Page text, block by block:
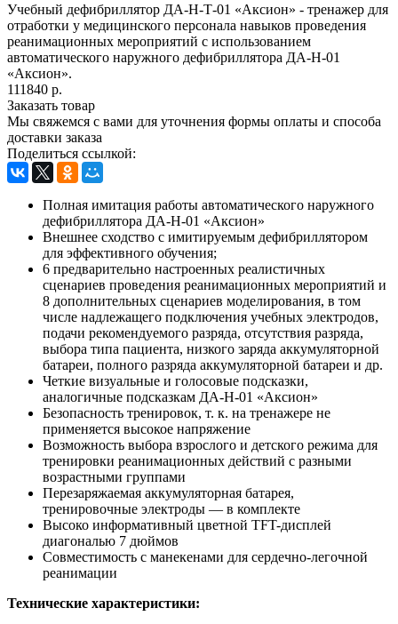
Учебный дефибриллятор ДА-Н-Т-01 «Аксион» - тренажер для
отработки у медицинского персонала навыков проведения
реанимационных мероприятий с использованием
автоматического наружного дефибриллятора ДА-Н-01
«Аксион».
111840 р.
Заказать товар
Мы свяжемся с вами для уточнения формы оплаты и способа
доставки заказа
Поделиться ссылкой:
Полная имитация работы автоматического наружного
дефибриллятора ДА-Н-01 «Аксион»
Внешнее сходство с имитируемым дефибриллятором
для эффективного обучения;
6 предварительно настроенных реалистичных
сценариев проведения реанимационных мероприятий и
8 дополнительных сценариев моделирования, в том
числе надлежащего подключения учебных электродов,
подачи рекомендуемого разряда, отсутствия разряда,
выбора типа пациента, низкого заряда аккумуляторной
батареи, полного разряда аккумуляторной батареи и др.
Четкие визуальные и голосовые подсказки,
аналогичные подсказкам ДА-Н-01 «Аксион»
Безопасность тренировок, т. к. на тренажере не
применяется высокое напряжение
Возможность выбора взрослого и детского режима для
тренировки реанимационных действий с разными
возрастными группами
Перезаряжаемая аккумуляторная батарея,
тренировочные электроды — в комплекте
Высоко информативный цветной TFT-дисплей
диагональю 7 дюймов
Совместимость с манекенами для сердечно-легочной
реанимации
Технические характеристики: